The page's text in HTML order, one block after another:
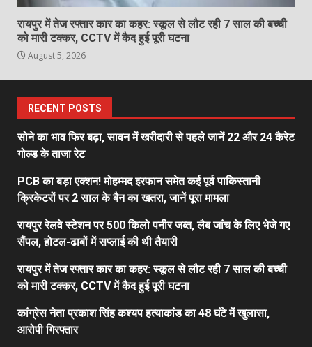
रायपुर में तेज रफ्तार कार का कहर: स्कूल से लौट रही 7 साल की बच्ची
को मारी टक्कर, CCTV में कैद हुई पूरी घटना
August 5, 2026
RECENT POSTS
सोने का भाव फिर बढ़ा, सावन में खरीदारी से पहले जानें 22 और 24 कैरेट
गोल्ड के ताजा रेट
PCB का बड़ा एक्शन! मोहम्मद इरफान समेत कई पूर्व पाकिस्तानी
क्रिकेटरों पर 2 साल के बैन का खतरा, जानें पूरा मामला
रायपुर रेलवे स्टेशन पर 500 किलो पनीर जब्त, लैब जांच के लिए भेजे गए
सैंपल, होटल-ढाबों में सप्लाई की थी तैयारी
रायपुर में तेज रफ्तार कार का कहर: स्कूल से लौट रही 7 साल की बच्ची
को मारी टक्कर, CCTV में कैद हुई पूरी घटना
कांग्रेस नेता प्रकाश सिंह कश्यप हत्याकांड का 48 घंटे में खुलासा,
आरोपी गिरफ्तार